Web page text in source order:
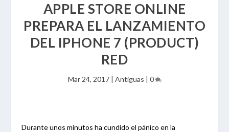
APPLE STORE ONLINE
PREPARA EL LANZAMIENTO
DEL IPHONE 7 (PRODUCT)
RED
Mar 24, 2017| Antiguas | 0
Durante unos minutos ha cundido el pánico en la